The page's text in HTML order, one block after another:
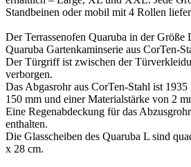
Standbeinen oder mobil mit 4 Rollen
Der Terrassenofen Quaruba in der Größe
Quaruba Gartenkaminserie aus CorTen-
Der Türgriff ist zwischen der
verborgen.
Das Abgasrohr aus CorTen-Stahl ist
150 mm und einer Materialstärke von 2
Eine Regenabdeckung für das
enthalten.
Die Glasscheiben des Quaruba L sind
x 28 cm.